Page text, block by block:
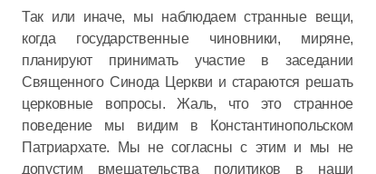
Так или иначе, мы наблюдаем странные вещи,
когда государственные чиновники, миряне,
планируют принимать участие в заседании
Священного Синода Церкви и стараются решать
церковные вопросы. Жаль, что это странное
поведение мы видим в Константинопольском
Патриархате. Мы не согласны с этим и мы не
допустим вмешательства политиков в наши